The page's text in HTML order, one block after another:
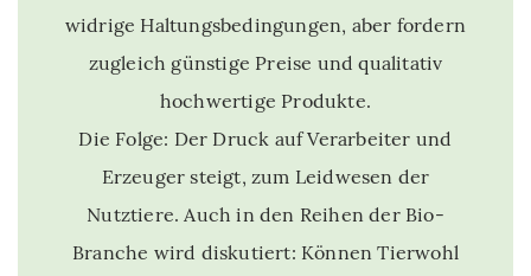
widrige Haltungsbedingungen, aber fordern
zugleich günstige Preise und qualitativ
hochwertige Produkte.
Die Folge: Der Druck auf Verarbeiter und
Erzeuger steigt, zum Leidwesen der
Nutztiere. Auch in den Reihen der Bio-
Branche wird diskutiert: Können Tierwohl